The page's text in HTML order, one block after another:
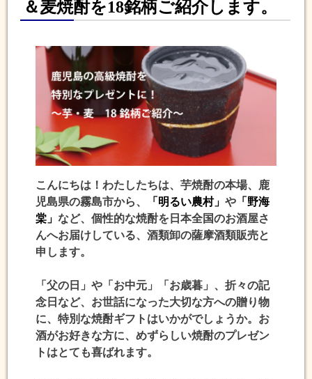
＆麦焼酎を18銘柄ご紹介します。
こんにちは！わたしたちは、芋焼酎の本場、鹿
児島県の霧島市から、
「明るい農村」や 「野海
棠」など、個性的な焼酎を日本全国のお酒屋さ
んへお届けしている、酒類卸の薩摩酒類販売と
申します。
「父の日」や「お中元」「お歳暮」、折々の記
念日など、お世話になった大切な方への贈り物
に、特別な焼酎ギフトはいかがでしょうか。お
酒がお好きな方に、めずらしい焼酎のプレゼン
トはとても喜ばれます。